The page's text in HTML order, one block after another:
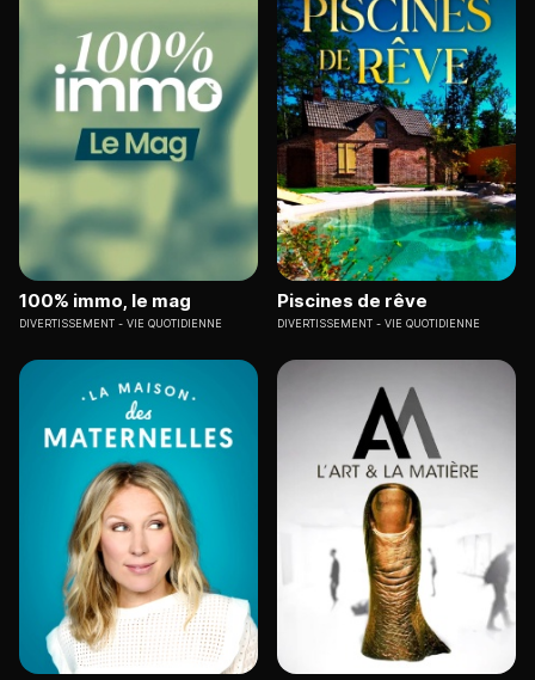
100% immo, le mag
DIVERTISSEMENT VIE QUOTIDIENNE
Piscines de rêve
DIVERTISSEMENT VIE QUOTIDIENNE